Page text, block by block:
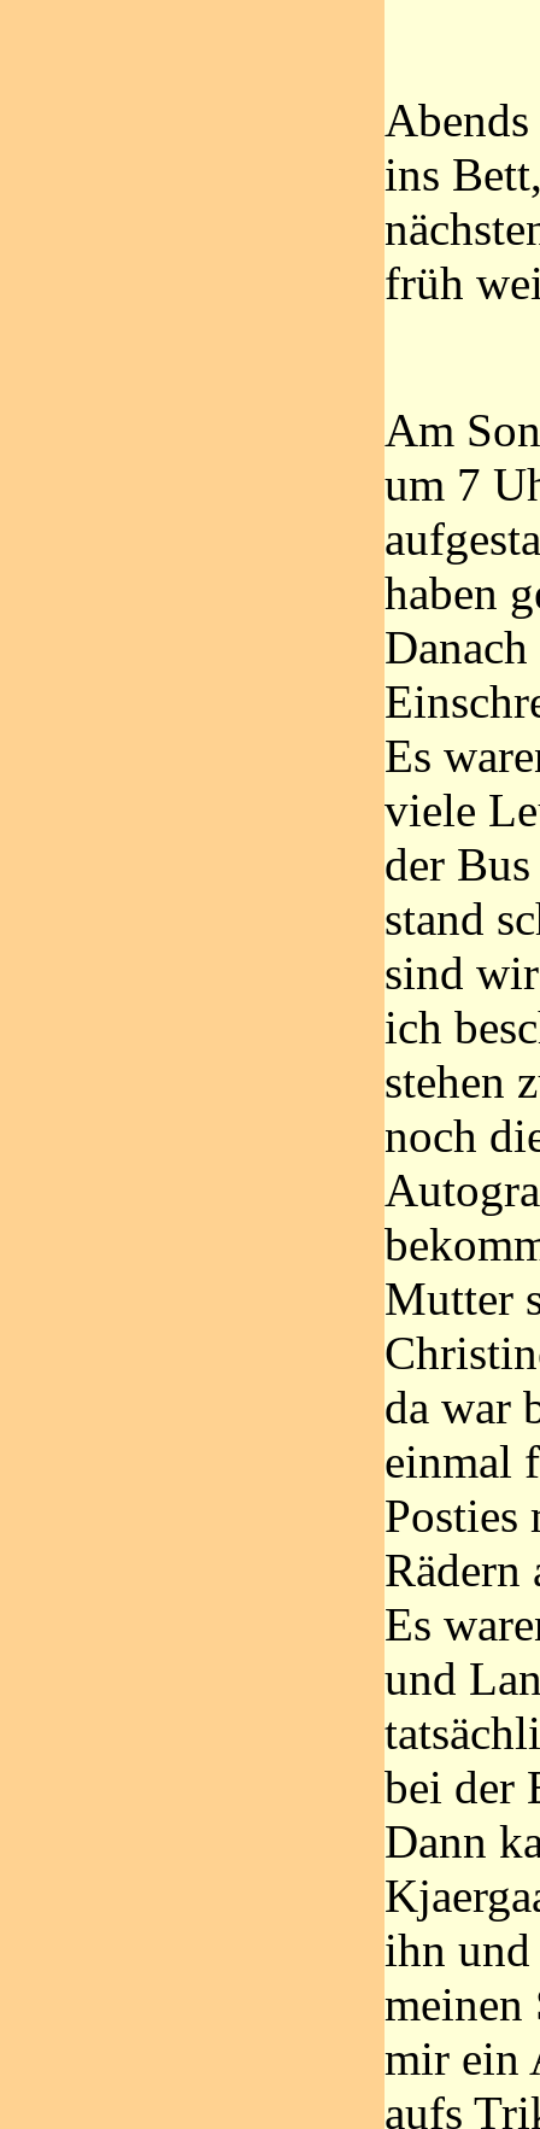
ins
früh
Am
um 7
haben
Es
viele
der
stand
sind
ich
stehen
noch
Mutter
da war
einmal
Posties
Rädern
Es
und
bei der
Dann
ihn
meinen
mir ein
aufs